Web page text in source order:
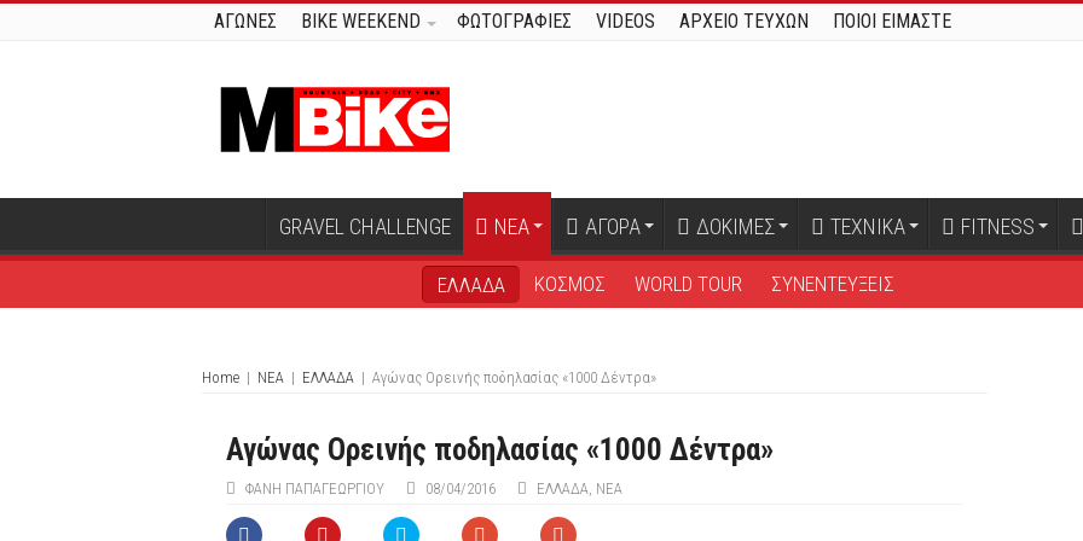
ΑΓΩΝΕΣ BIKE WEEKEND ΦΩΤΟΓΡΑΦΙΕΣ VIDEOS ΑΡΧΕΙΟ ΤΕΥΧΩΝ ΠΟΙΟΙ ΕΙΜΑΣΤΕ
GRAVEL CHALLENGE ΝΕΑ ΑΓΟΡΑ ΔΟΚΙΜΕΣ ΤΕΧΝΙΚΑ FITNESS
ΕΛΛΑΔΑ ΚΟΣΜΟΣ WORLD TOUR ΣΥΝΕΝΤΕΥΞΕΙΣ
Home | ΝΕΑ | ΕΛΛΑΔΑ | Αγώνας Ορεινής ποδηλασίας «1000 Δέντρα»
Αγώνας Ορεινής ποδηλασίας «1000 Δέντρα»
ΦΑΝΉ ΠΑΠΑΓΕΩΡΓΊΟΥ 08/04/2016 ΕΛΛΑΔΑ ΝΕΑ